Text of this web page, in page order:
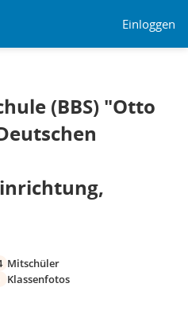
Einloggen
(BBS) "Otto
Mitschüler
Klassenfotos